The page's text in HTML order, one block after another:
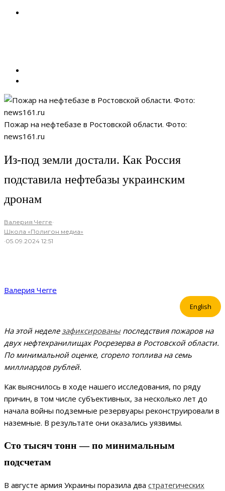
Пожар на нефтебазе в Ростовской области. Фото:
news161.ru
Из-под земли достали. Как Россия
подставила нефтебазы украинским
дронам
Валерия Чегге·
Школа «Полигон медиа»
·05.09.2024 12:51
Валерия Чегге
English
На этой неделезафиксированыпоследствия пожаров на
двух нефтехранилищах Росрезерва в Ростовской области.
По минимальной оценке, сгорело топлива на семь
миллиардов рублей.
Как выяснилось в ходе нашего исследования, по ряду
причин, в том числе субъективных, за несколько лет до
начала войны подземные резервуары реконструировали в
наземные. В результате они оказались уязвимы.
Сто тысяч тонн — по минимальным
подсчетам
В августе армия Украины поразила два стратегических